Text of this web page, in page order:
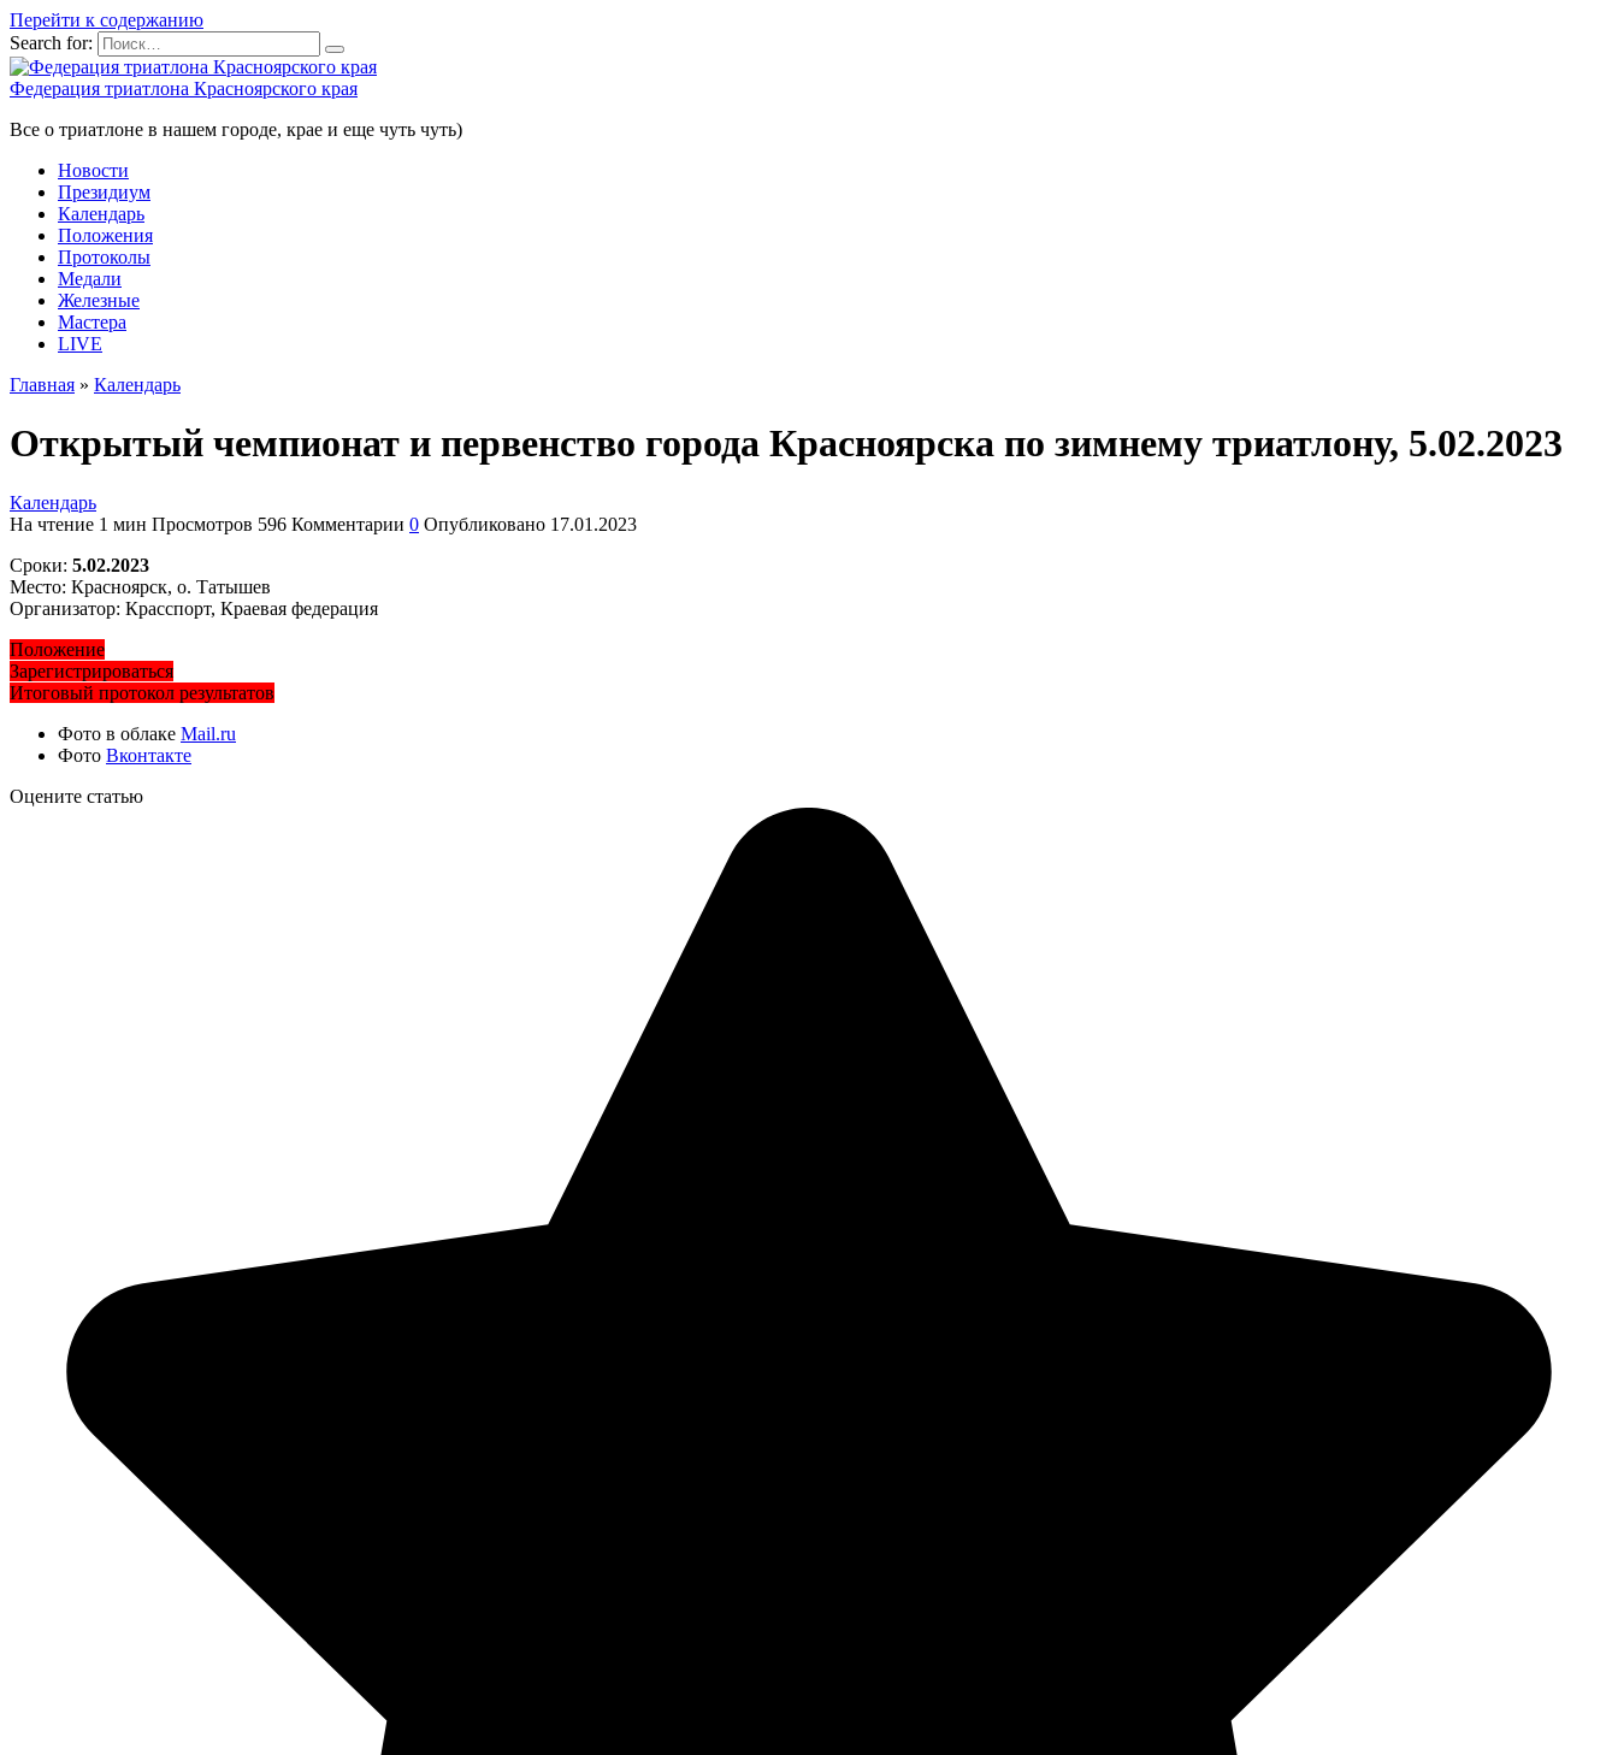
Перейти к содержанию
Search for:
Федерация триатлона Красноярского края
Все о триатлоне в нашем городе, крае и еще чуть чуть)
Новости
Президиум
Календарь
Положения
Протоколы
Медали
Железные
Мастера
LIVE
Главная » Календарь
Открытый чемпионат и первенство города Красноярска по зимнему триатлону, 5.02.2023
Календарь
На чтение 1 мин Просмотров 596 Комментарии 0 Опубликовано 17.01.2023
Сроки: 5.02.2023
Место: Красноярск, о. Татышев
Организатор: Красспорт, Краевая федерация
Положение
Зарегистрироваться
Итоговый протокол результатов
Фото в облаке Mail.ru
Фото Вконтакте
Оцените статью